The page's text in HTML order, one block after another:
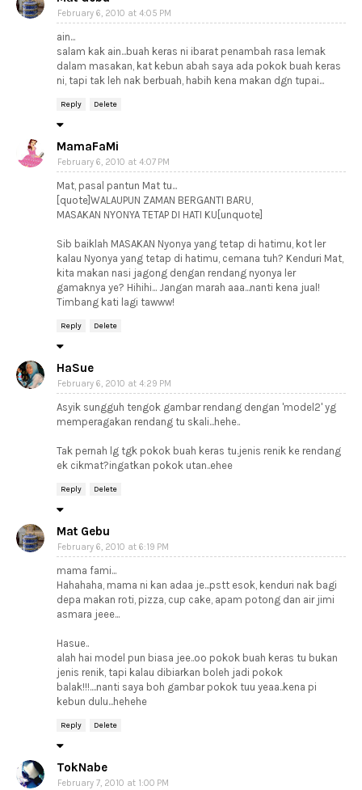
February 6, 2010 at 4:05 PM
ain...
salam kak ain...buah keras ni ibarat penambah rasa lemak
dalam masakan, kat kebun abah saya ada pokok buah keras
ni, tapi tak leh nak berbuah, habih kena makan dgn tupai...
Reply Delete
MamaFaMi
February 6, 2010 at 4:07 PM
Mat, pasal pantun Mat tu...
[quote]WALAUPUN ZAMAN BERGANTI BARU,
MASAKAN NYONYA TETAP DI HATI KU[unquote]
Sib baiklah MASAKAN Nyonya yang tetap di hatimu, kot ler
kalau Nyonya yang tetap di hatimu, cemana tuh? Kenduri Mat,
kita makan nasi jagong dengan rendang nyonya ler
gamaknya ye? Hihihi... Jangan marah aaa...nanti kena jual!
Timbang kati lagi tawww!
Reply Delete
HaSue
February 6, 2010 at 4:29 PM
Asyik sungguh tengok gambar rendang dengan 'model2' yg
memperagakan rendang tu skali...hehe..
Tak pernah lg tgk pokok buah keras tu.jenis renik ke rendang
ek cikmat?ingatkan pokok utan..ehee
Reply Delete
Mat Gebu
February 6, 2010 at 6:19 PM
mama fami...
Hahahaha, mama ni kan adaa je...pstt esok, kenduri nak bagi
depa makan roti, pizza, cup cake, apam potong dan air jimi
asmara jeee...
Hasue..
alah hai model pun biasa jee..oo pokok buah keras tu bukan
jenis renik, tapi kalau dibiarkan boleh jadi pokok
balak!!!....nanti saya boh gambar pokok tuu yeaa..kena pi
kebun dulu...hehehe
Reply Delete
TokNabe
February 7, 2010 at 1:00 PM